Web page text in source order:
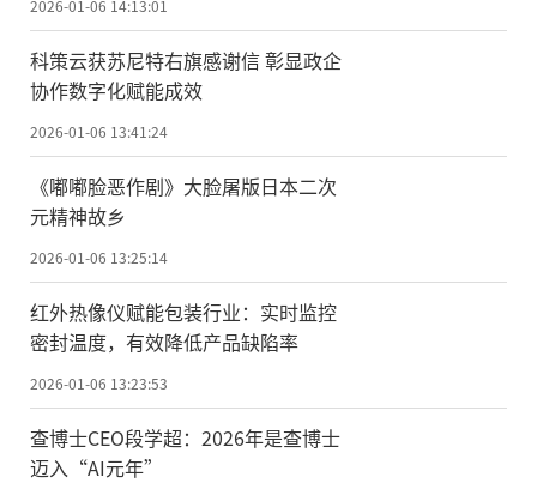
2026-01-06 14:13:01
科策云获苏尼特右旗感谢信 彰显政企
协作数字化赋能成效
2026-01-06 13:41:24
《嘟嘟脸恶作剧》大脸屠版日本二次
元精神故乡
2026-01-06 13:25:14
红外热像仪赋能包装行业：实时监控
密封温度，有效降低产品缺陷率
2026-01-06 13:23:53
查博士CEO段学超：2026年是查博士
迈入“AI元年”